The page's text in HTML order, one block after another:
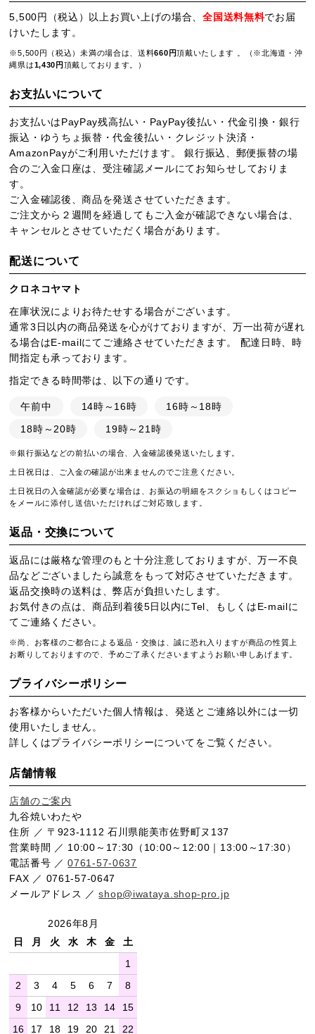
5,500円（税込）以上お買い上げの場合、全国送料無料でお届
けいたします。
※5,500円（税込）未満の場合は、送料660円頂戴いたします 。（※北海道・沖
縄県は1,430円 頂戴しております。）
お支払いについて
お支払いはPayPay残高払い・PayPay後払い・代金引換・銀行
振込・ゆうちょ振替・代金後払い・クレジット決済・
AmazonPayがご利用いただけます。 銀行振込、郵便振替の場
合のご入金口座は、受注確認メールにてお知らせしておりま
す。
ご入金確認後、商品を発送させていただきます。
ご注文から２週間を経過してもご入金が確認できない場合は、
キャンセルとさせていただく場合があります。
配送について
クロネコヤマト
在庫状況によりお待たせする場合がございます。
通常3日以内の商品発送を心がけておりますが、万一出荷が遅れ
る場合はE-mailにてご連絡させていただきます。 配達日時、時
間指定も承っております。
指定できる時間帯は、以下の通りです。
午前中 14時～16時
16時～18時
18時～20時
19時～21時
※銀行振込などの前払いの場合、入金確認後発送いたします。
土日祝日は、ご入金の確認が出来ませんのでご注意ください。
土日祝日の入金確認が必要な場合は、お振込の明細をスクショもしくはコピー
をメールに添付し送信いただければご対応致します。
返品・交換について
返品には厳格な管理のもと十分注意しておりますが、万一不良
品などございましたら誠意をもって対応させていただきます。
返品交換時の送料は、弊店が負担いたします。
お気付きの点は、商品到着後5日以内にTel、もしくはE-mailに
てご連絡ください。
※尚、お客様のご都合による返品・交換は、誠に恐れ入りますが商品の性質上
お断りしておりますので、予めご了承くださいますようお願い申しあげます。
プライバシーポリシー
お客様からいただいた個人情報は、発送とご連絡以外には一切
使用いたしません。
詳しくはプライバシーポリシーについてをご覧ください。
店舗情報
店舗のご案内
九谷焼いわたや
住所 ／ 〒923-1112 石川県能美市佐野町ヌ137
営業時間 ／ 10:00～17:30（10:00～12:00｜13:00～17:30）
電話番号 ／0761-57-0637
FAX ／ 0761-57-0647
メールアドレス ／shop@iwataya.shop-pro.jp
2026年8月
日
月 火 水 木 金
土
1
2
3 4 5 6 7
8
9
10 11 12 13 14
15
16
17 18 19 20 21 22